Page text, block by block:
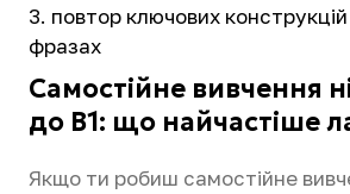
повтор ключових
фразах
Самостійне вивчення
до B1: що найчастіше
Якщо ти робиш самостійне